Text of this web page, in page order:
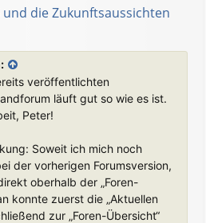
die Zukunftsaussichten
veröffentlichten
läuft gut so wie es ist.
Peter!
Soweit ich mich noch
der vorherigen Forumsversion,
oberhalb der „Foren-
konnte zuerst die „Aktuellen
zur „Foren-Übersicht“